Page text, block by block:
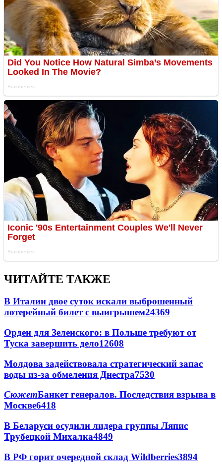
ЧИТАЙТЕ ТАКЖЕ
В Италии двое суток искали выброшенный
лотерейный билет с выигрышем24369
Орден для Зеленского: в Польше требуют от
Туска завершить дело12608
Молдова задействовала стратегический запас
воды из-за обмеления Днестра7530
СюжетБанкет генералов. Последствия взрыва в
Москве6418
В Беларуси осудили лидера группы Ляпис
Трубецкой Михалка4849
В РФ горит очередной склад Wildberries3894